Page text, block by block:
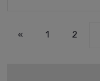
« 1 2